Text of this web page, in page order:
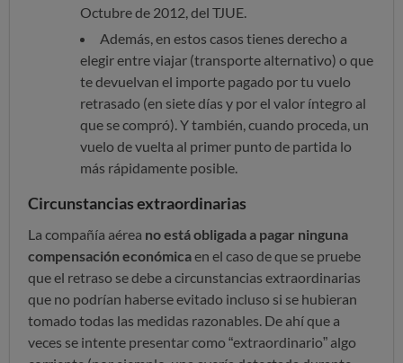
Octubre de 2012, del TJUE.
Además, en estos casos tienes derecho a
elegir entre viajar (transporte alternativo) o que
te devuelvan el importe pagado por tu vuelo
retrasado (en siete días y por el valor íntegro al
que se compró). Y también, cuando proceda, un
vuelo de vuelta al primer punto de partida lo
más rápidamente posible.
Circunstancias extraordinarias
La compañía aérea no está obligada a pagar ninguna
compensación económicaen el caso de que se pruebe
que el retraso se debe a circunstancias extraordinarias
que no podrían haberse evitado incluso si se hubieran
tomado todas las medidas razonables. De ahí que a
veces se intente presentar como “extraordinario” algo